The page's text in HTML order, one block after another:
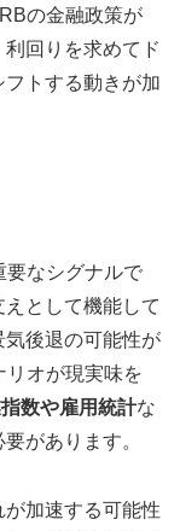
の金融政策が
回りを求めてド
トする動きが加
要なシグナルで
として機能して
後退の可能性が
オが現実味を
数や雇用統計な
があります。
加速する可能性